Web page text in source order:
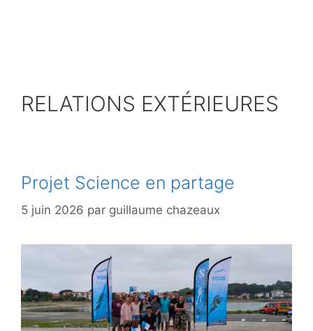
RELATIONS EXTÉRIEURES
Projet Science en partage
5 juin 2026 par guillaume chazeaux